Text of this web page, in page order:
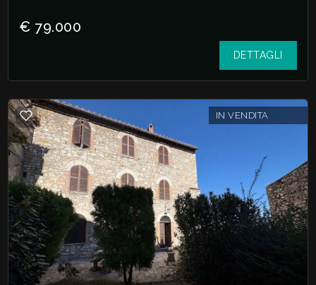
€ 79.000
DETTAGLI
IN VENDITA